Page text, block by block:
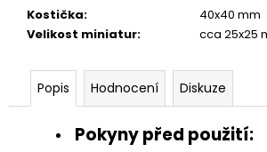
Kostička:
40x40 mm
Velikost miniatur: cca 25x25
Popis Hodnocení Diskuze
Pokyny před použití:
5,50
Kč